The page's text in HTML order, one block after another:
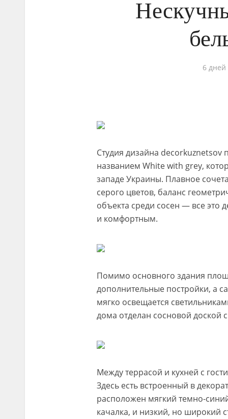
6 дней
Студия дизайна decorkuznetsov
названием White with grey,
западе Украины. Плавное
серого цветов, баланс
объекта среди сосен — все
и комфортным.
Помимо основного здания
дополнительные постройки, а
мягко освещается
дома отделан сосновой доской
Между террасой и кухней с
Здесь есть встроенный в
расположен мягкий темно-
качалка, и низкий, но широкий